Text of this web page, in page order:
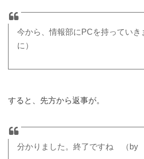
今から、情報部にPCを持ってい
に）
すると、先方から返事が。
分かりました。終了ですね （by